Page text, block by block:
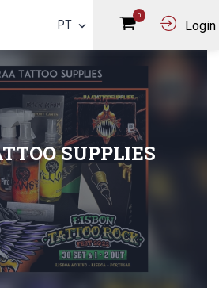
PT
0
Login
SUPPLIES